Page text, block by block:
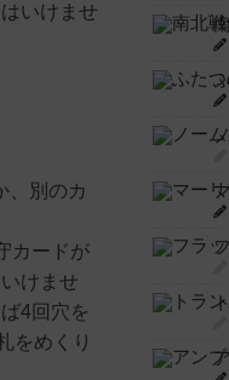
いけませ
、別のカ
カードが
けませ
4回穴を
をめくり